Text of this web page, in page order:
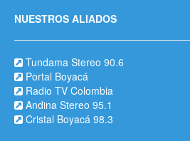
NUESTROS ALIADOS
Tundama Stereo 90.6
Portal Boyacá
Radio TV Colombia
Andina Stereo 95.1
Cristal Boyacá 98.3